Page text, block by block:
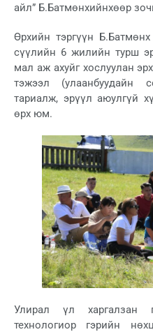
айл” Б.Батмөнхийнхөөр
Өрхийн тэргүүн
сүүлийн 6 жилийн турш
мал аж ахуйг хослуулан
тэжээл (улаанбуудайн
тариалж, эрүүл аюулгүй
өрх юм.
Улирал үл харгалзан
технологиор гэрийн